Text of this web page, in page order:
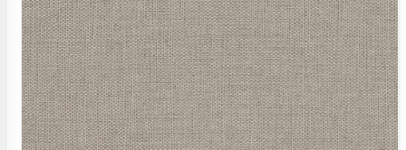
Паркетная доска
Террасная доска
Пробковое покрытие